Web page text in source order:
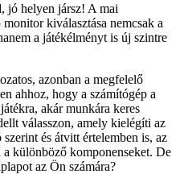
jó helyen jársz! A mai
kiválasztása nemcsak a
a játékélményt is új szintre
azonban a megfelelő
ahhoz, hogy a számítógép a
akár munkára keres
válasszon, amely kielégíti az
és átvitt értelemben is, az
a különböző komponenseket. De
az Ön számára?